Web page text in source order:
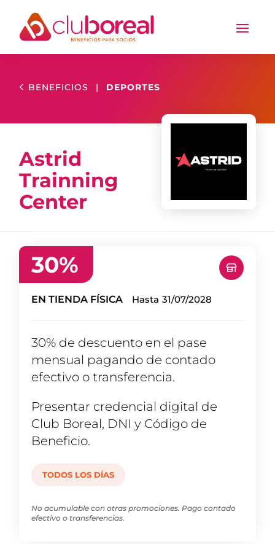
BENEFICIOS | DEPORTES
Astrid
Trainning
Center
30%
EN TIENDA FÍSICA Hasta 31/07/2028
30% de descuento en el pase
mensual pagando de contado
efectivo o transferencia.
Presentar credencial digital de
Club Boreal, DNI y Código de
Beneficio.
TODOS LOS DÍAS
No acumulable con otras promociones. Pago contado
efectivo o transferencias.